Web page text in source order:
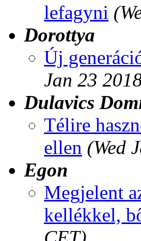
lefagyni
Dorottya
Új
Jan 23
Dulavics
Télire
ellen (Wed
Egon
Megjelent
kellékkel,